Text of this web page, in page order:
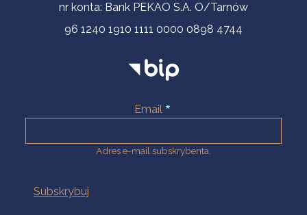
nr konta: Bank PEKAO S.A. O/Tarnów
96 1240 1910 1111 0000 0898 4744
Email
Adres e-mail subskrybenta.